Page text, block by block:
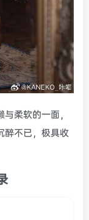
柔软的一面，
醉不已，极具收